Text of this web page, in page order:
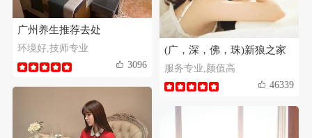
广州养生推荐去处
环境好,技师专业
3096
(广，深，佛，珠)新狼之家
服务专业,颜值高
46339